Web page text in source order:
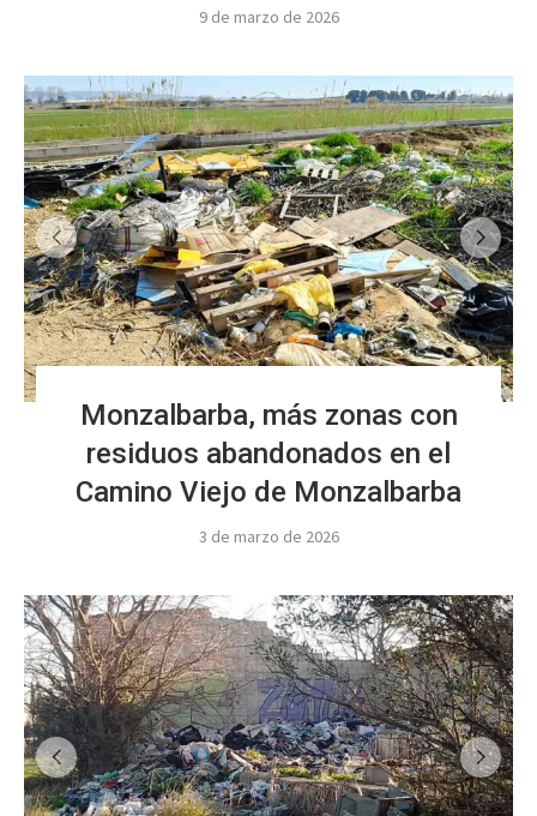
9 de marzo de 2026
Monzalbarba, más zonas con
residuos abandonados en el
Camino Viejo de Monzalbarba
3 de marzo de 2026